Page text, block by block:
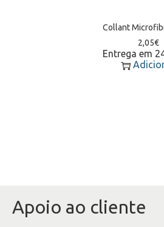
Collant
2,05€
Entrega em
Apoio ao cliente